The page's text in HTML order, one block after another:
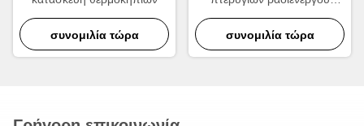
συνομιλία τώρα
θερμοκηπίου υψηλής
ταχύτητας 630KN για την
παραγωγή ραδιενεργού
συνομιλία τώρα